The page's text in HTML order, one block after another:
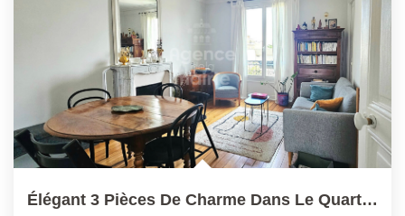
Élégant 3 Pièces De Charme Dans Le Quartier BAC